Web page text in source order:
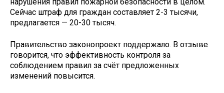
Сейчас штраф для граждан составляет 2-3 тысячи,
предлагается — 20-30 тысяч.
Правительство законопроект поддержало. В отзыве
говорится, что эффективность контроля за
соблюдением правил за счёт предложенных
изменений повысится.